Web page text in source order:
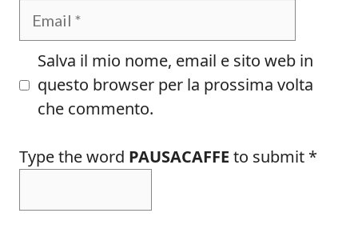
Email
Salva il mio nome, email e sito web in
questo browser per la prossima volta
che commento.
Type the word PAUSACAFFE to submit *